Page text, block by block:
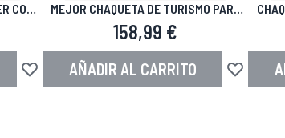
CON
Añadir a la Lista de Deseos
MEJOR CHAQUETA DE TURISMO PARA
MOTOCICLETA
158,99 €
AÑADIR AL CARRITO Añadir a